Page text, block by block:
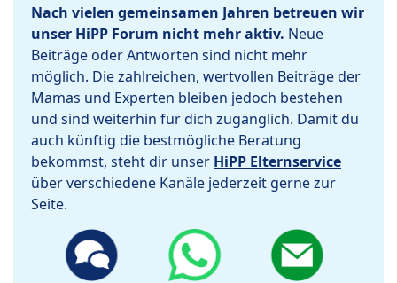
Nach vielen gemeinsamen Jahren betreuen wir
unser HiPP Forum nicht mehr aktiv. Neue
Beiträge oder Antworten sind nicht mehr
möglich. Die zahlreichen, wertvollen Beiträge der
Mamas und Experten bleiben jedoch bestehen
und sind weiterhin für dich zugänglich. Damit du
auch künftig die bestmögliche Beratung
bekommst, steht dir unser HiPP Elternservice
über verschiedene Kanäle jederzeit gerne zur
Seite.